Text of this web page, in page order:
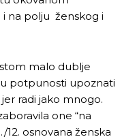
na polju ženskog i
malo dublje
potpunosti upoznati
radi jako mnogo.
one “na
12. osnovana ženska